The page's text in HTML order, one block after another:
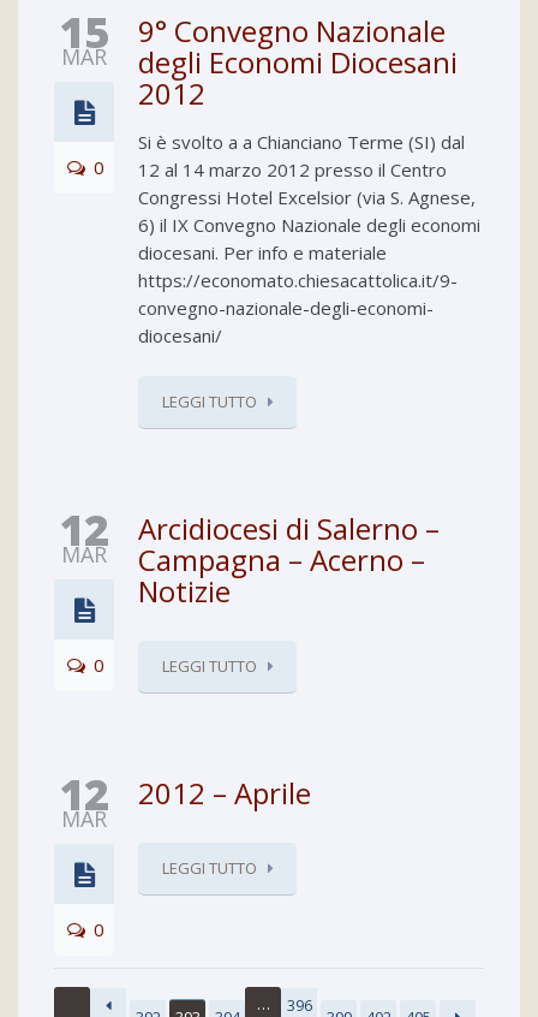
15
MAR
0
9° Convegno Nazionale
degli Economi Diocesani
2012
Si è svolto a a Chianciano Terme (SI) dal
12 al 14 marzo 2012 presso il Centro
Congressi Hotel Excelsior (via S. Agnese,
6) il IX Convegno Nazionale degli economi
diocesani. Per info e materiale
https://economato.chiesacattolica.it/9-
convegno-nazionale-degli-economi-
diocesani/
LEGGI TUTTO
12
MAR
0
Arcidiocesi di Salerno –
Campagna – Acerno –
Notizie
LEGGI TUTTO
12
MAR
0
2012 – Aprile
LEGGI TUTTO
… 396